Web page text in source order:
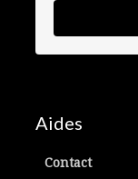
Aides
Contact